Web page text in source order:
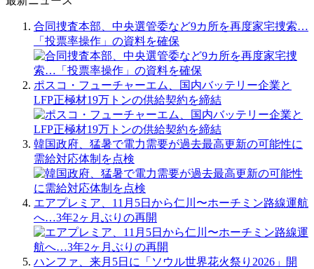
合同捜査本部、中央選管委など9カ所を再度家宅捜索…
「投票率操作」の資料を確保
ポスコ・フューチャーエム、国内バッテリー企業と
LFP正極材19万トンの供給契約を締結
韓国政府、猛暑で電力需要が過去最高更新の可能性に
需給対応体制を点検
エアプレミア、11月5日から仁川〜ホーチミン路線運航
へ…3年2ヶ月ぶりの再開
ハンファ、来月5日に「ソウル世界花火祭り2026」開